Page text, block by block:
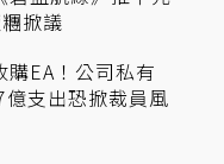
糰掀議
EA！公司私有
支出恐掀裁員風